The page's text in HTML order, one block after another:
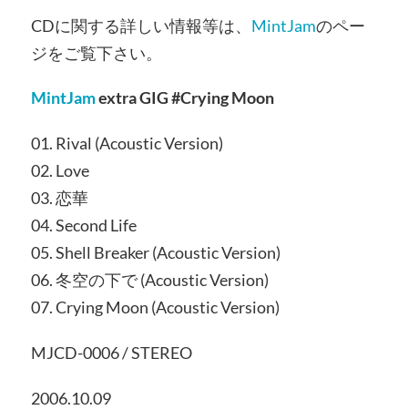
CDに関する詳しい情報等は、 MintJamのペー
ジをご覧下さい。
MintJamextra GIG #Crying Moon
01. Rival (Acoustic Version)
02. Love
03. 恋華
04. Second Life
05. Shell Breaker (Acoustic Version)
06. 冬空の下で (Acoustic Version)
07. Crying Moon (Acoustic Version)
MJCD-0006 / STEREO
2006.10.09